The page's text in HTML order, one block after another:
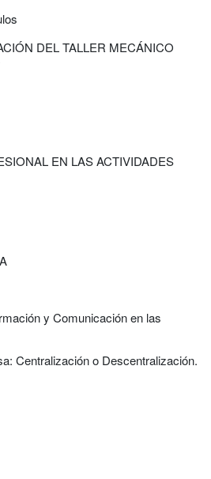
DEL TALLER MECÁNICO
EN LAS ACTIVIDADES
y Comunicación en las
Centralización o Descentralización.